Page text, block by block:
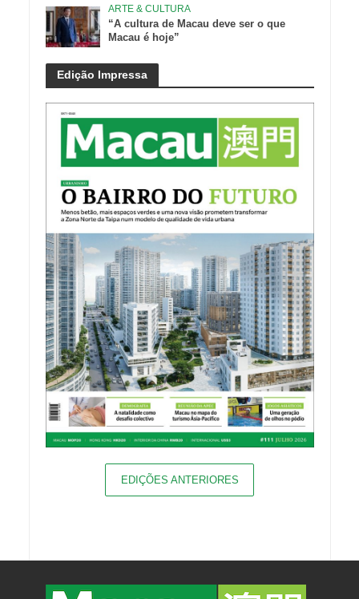
ARTE & CULTURA
“A cultura de Macau deve ser o que
Macau é hoje”
Edição Impressa
EDIÇÕES ANTERIORES